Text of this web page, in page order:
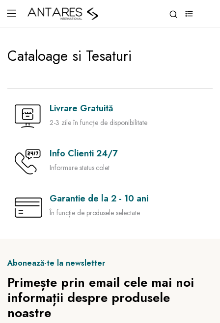
Cataloage si Tesaturi
Livrare Gratuită
2-3 zile în funcție de disponibilitate
Info Clienti 24/7
Informare status colet
Garantie de la 2 - 10 ani
În funcție de produsele selectate
Abonează-te la newsletter
Primește prin email cele mai noi
informații despre produsele
noastre